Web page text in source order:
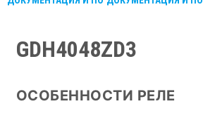
GDH4048ZD3
ОСОБЕННОСТИ РЕЛЕ